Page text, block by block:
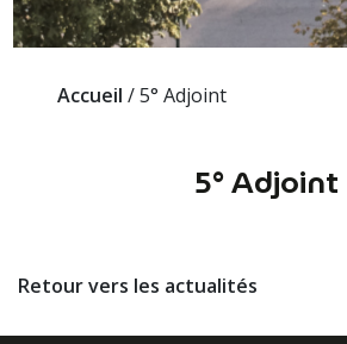
Accueil /5° Adjoint
5° Adjoint
Retour vers les actualités